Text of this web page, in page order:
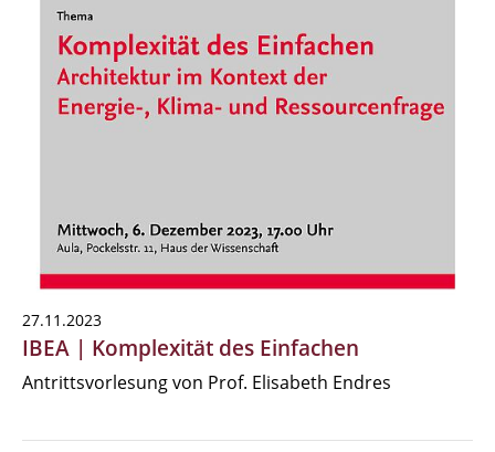
27.11.2023
IBEA | Komplexität des Einfachen
Antrittsvorlesung von Prof. Elisabeth Endres